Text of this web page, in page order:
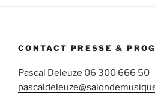
CONTACT PRESSE &
Pascal Deleuze 06 300 666 50